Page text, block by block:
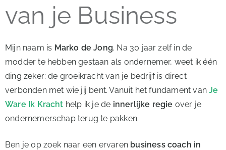
van je Business
Mijn naam is Marko de Jong. Na 30 jaar zelf in de
modder te hebben gestaan als ondernemer, weet ik één
ding zeker: de groeikracht van je bedrijf is direct
verbonden met wie jij bent. Vanuit het fundament vanJe
Ware Ik Kracht help ik je de innerlijke regie over je
ondernemerschap terug te pakken.
Ben je op zoek naar een ervaren business coach in